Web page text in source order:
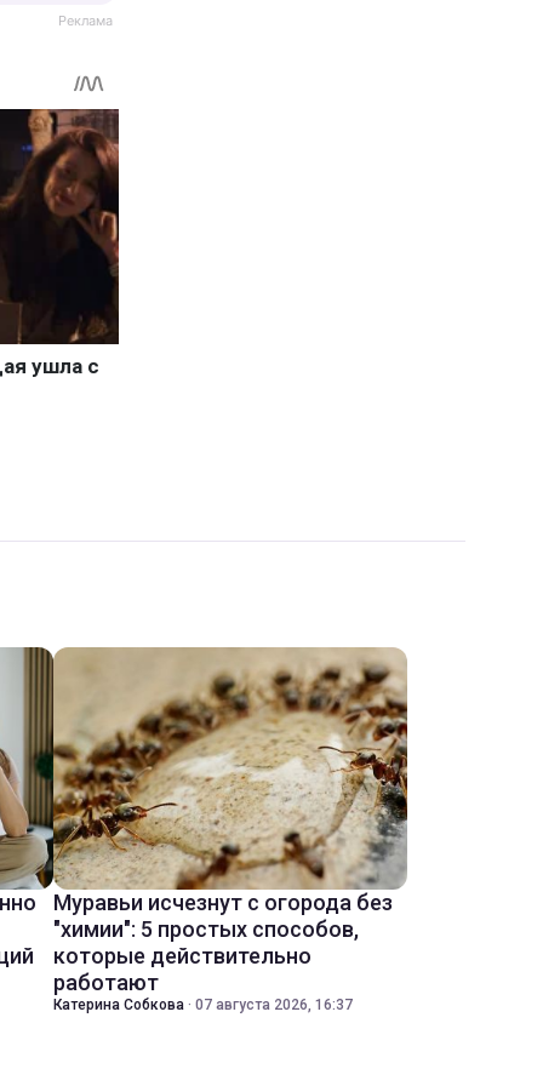
Муравьи исчезнут с огорода без
"химии": 5 простых способов,
которые действительно
работают
Катерина Собкова · 07 августа 2026, 16:37